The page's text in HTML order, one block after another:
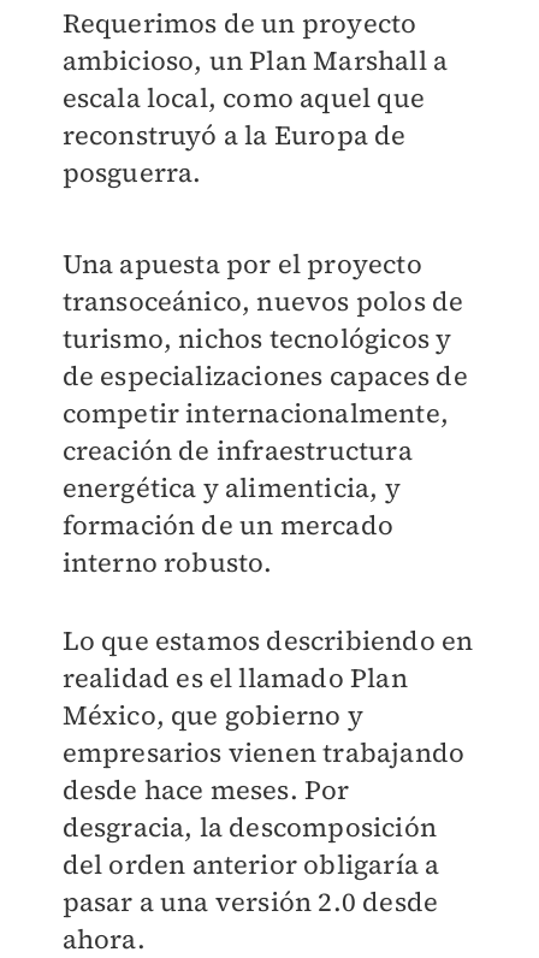
Requerimos de un proyecto
ambicioso, un Plan Marshall a
escala local, como aquel que
reconstruyó a la Europa de
posguerra.
Una apuesta por el proyecto
transoceánico, nuevos polos de
turismo, nichos tecnológicos y
de especializaciones capaces de
competir internacionalmente,
creación de infraestructura
energética y alimenticia, y
formación de un mercado
interno robusto.
Lo que estamos describiendo en
realidad es el llamado Plan
México, que gobierno y
empresarios vienen trabajando
desde hace meses. Por
desgracia, la descomposición
del orden anterior obligaría a
pasar a una versión 2.0 desde
ahora.